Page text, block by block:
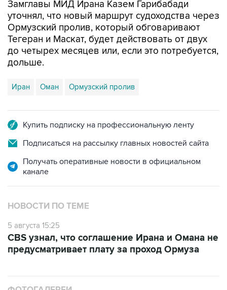
Ормузский пролив, который обговаривают
Тегеран и Маскат, будет действовать от двух
до четырех месяцев или, если это потребуется,
дольше.
Иран Оман
Подписаться на рассылку главных новостей сайта
Получать оперативные новости в официальном
НОВОСТИ ПО ТЕМЕ
5 августа 15:25
предусматривает плату за проход Ормуза